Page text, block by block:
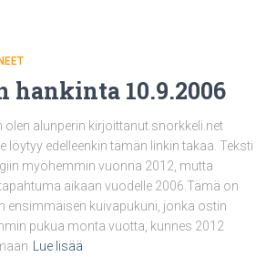
hankinta 10.9.2006
olen alunperin kirjoittanut snorkkeli.net
edelleenkin tämän linkin takaa. Teksti
myöhemmin vuonna 2012, mutta
aikaan vuodelle 2006.Tämä on
ensimmäisen kuivapukuni, jonka ostin
pukua monta vuotta, kunnes 2012
Lue lisää